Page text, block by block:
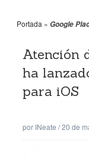
Portada » Google
Atención
ha
para iOS
por INeate /20 de